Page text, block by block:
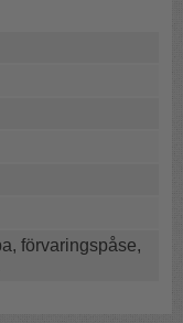
samtidigt
plattan.
med
enklare och
Stålet är inbränt,
läggas direkt
Storleken
sällskapet eller
är särskilt
eller
förvaringspåse,